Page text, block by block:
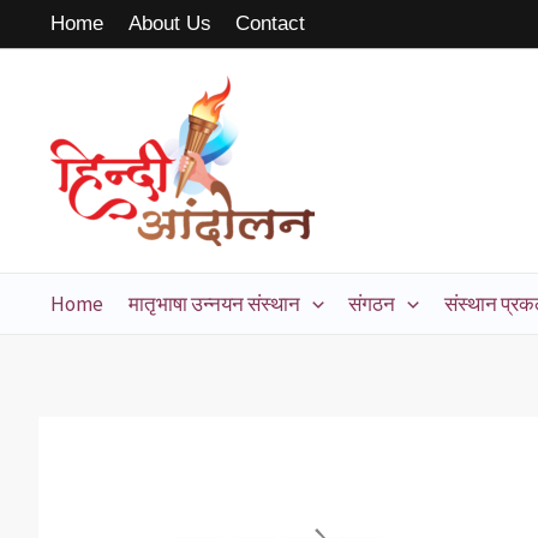
to
Home About Us Contact
Home मातृभाषा उन्नयन संस्थान संगठन संस्थान